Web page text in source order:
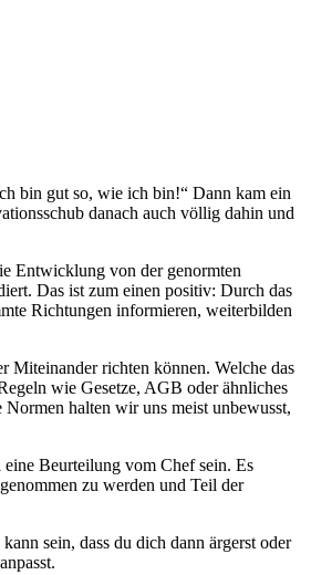
bin gut so, wie ich bin!“ Dann kam ein
danach auch völlig dahin und
Entwicklung von der genormten
Das ist zum einen positiv: Durch das
Richtungen informieren, weiterbilden
Miteinander richten können. Welche das
wie Gesetze, AGB oder ähnliches
halten wir uns meist unbewusst,
Beurteilung vom Chef sein. Es
zu werden und Teil der
sein, dass du dich dann ärgerst oder